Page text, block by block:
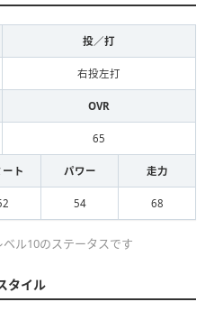
投／打
右投左打
OVR
65
ト パワー 走力
54 68
ル10のステータスです
タイル